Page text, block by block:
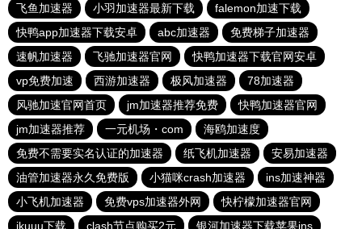
飞鱼加速器
小羽加速器最新下载
falemon加速下载
快鸭app加速器下载安卓
abc加速器
免费梯子加速器
速帆加速器
飞驰加速器官网
快鸭加速器下载官网安卓
vp免费加速
西游加速器 极风加速器
78加速器
风驰加速官网首页
jm加速器推荐免费
快鸭加速器官网
jm加速器推荐
一元机场・com
海鸥加速度
免费不需要实名认证的加速器
纸飞机加速器
安易加速器
油管加速器永久免费版
小猫咪crash加速器
ins加速神器
小飞机加速器
免费vps加速器外网
快柠檬加速器官网
ikuuu下载
clash节点购买2元 银河加速器下载苹果ins